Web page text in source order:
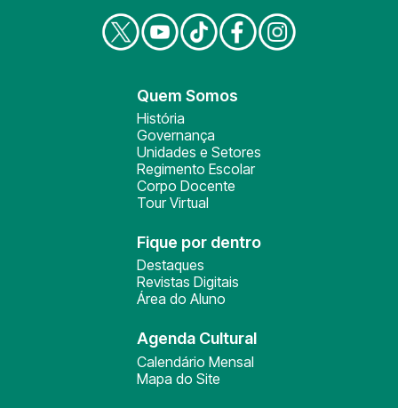
Quem Somos
História
Governança
Unidades e Setores
Regimento Escolar
Corpo Docente
Tour Virtual
Fique por dentro
Destaques
Revistas Digitais
Área do Aluno
Agenda Cultural
Calendário Mensal
Mapa do Site